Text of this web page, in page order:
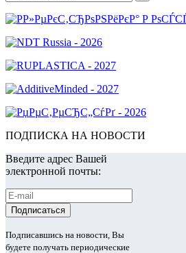
ПОДПИСКА НА НОВОСТИ
Введите адрес Вашей
электронной почты:
Подписавшись на новости, Вы
будете получать периодические